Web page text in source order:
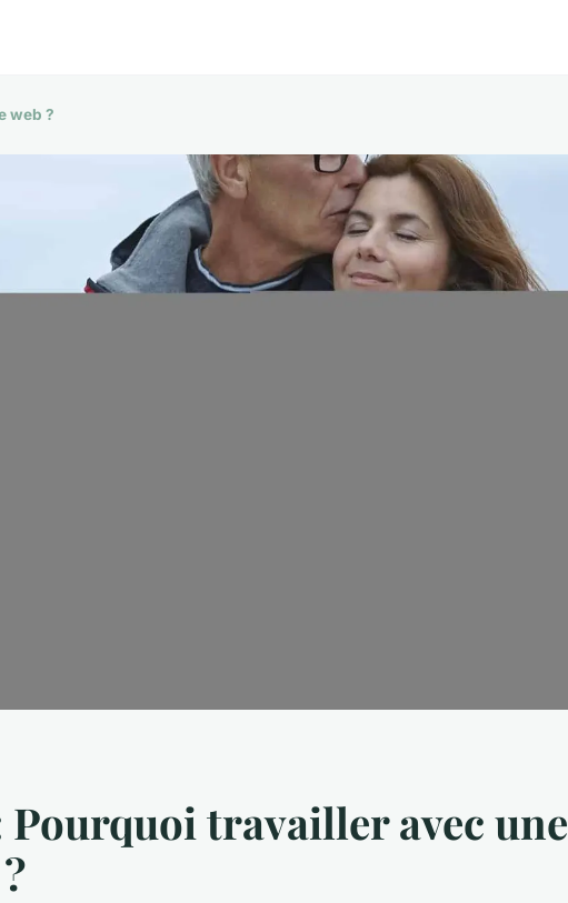
web ?
travailler avec une